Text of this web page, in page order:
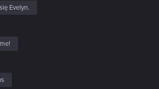
Evelyn.